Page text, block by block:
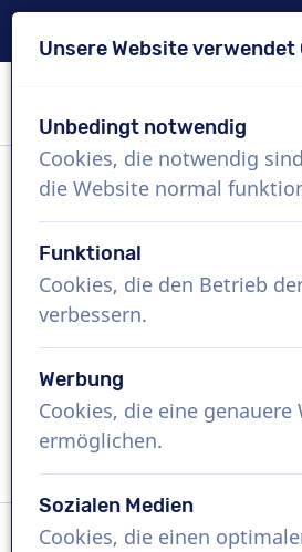
VoiceProductions
Dorothée
US$ 274,95
Imagefilm , 1 - 250 Wörter
Projekt erstellen
Kostenlose Demo anfordern
Unsere Website verwendet
Unbedingt notwendig
Cookies, die notwendig
die Website normal
Funktional
Cookies, die den Betrieb
verbessern.
Werbung
Cookies, die eine genauere
ermöglichen.
Sozialen Medien
Cookies, die einen